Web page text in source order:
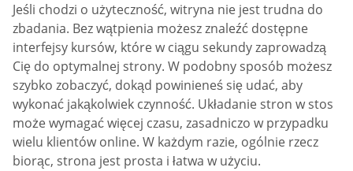
Jeśli chodzi o użyteczność, witryna nie jest trudna do
zbadania. Bez wątpienia możesz znaleźć dostępne
interfejsy kursów, które w ciągu sekundy zaprowadzą
Cię do optymalnej strony. W podobny sposób możesz
szybko zobaczyć, dokąd powinieneś się udać, aby
wykonać jakąkolwiek czynność. Układanie stron w stos
może wymagać więcej czasu, zasadniczo w przypadku
wielu klientów online. W każdym razie, ogólnie rzecz
biorąc, strona jest prosta i łatwa w użyciu.